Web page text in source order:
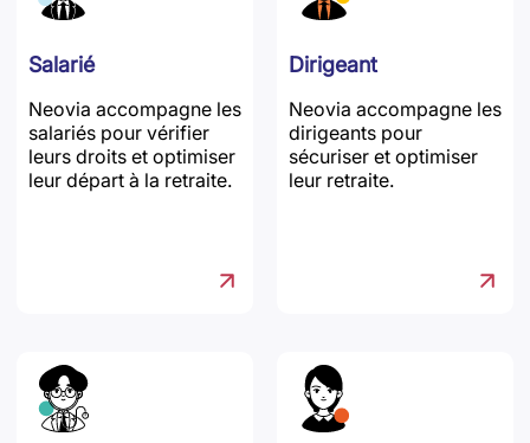
Salarié
Neovia accompagne les
salariés pour vérifier
leurs droits et optimiser
leur départ à la retraite.
Dirigeant
Neovia accompagne les
dirigeants pour
sécuriser et optimiser
leur retraite.